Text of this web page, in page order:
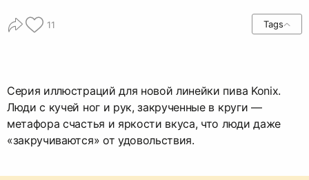
11 Tags
Серия иллюстраций для новой линейки пива Konix.
Люди с кучей ног и рук, закрученные в круги —
метафора счастья и яркости вкуса, что люди даже
«закручиваются» от удовольствия.